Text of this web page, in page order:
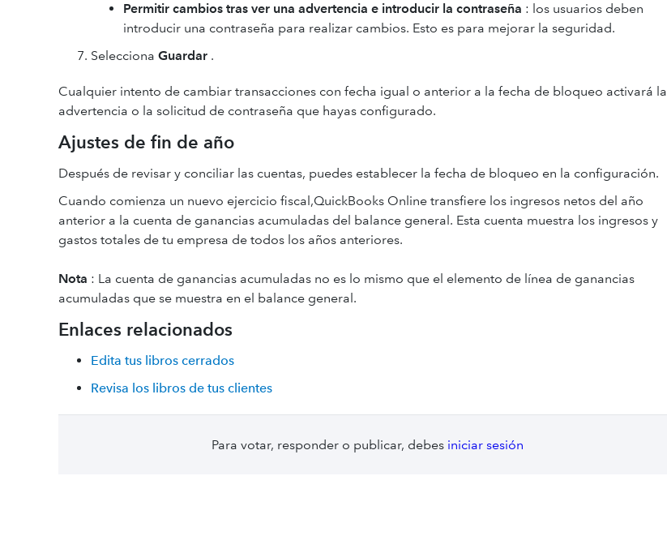
Permitir cambios tras ver una advertencia e introducir la contraseña : los usuarios deben
introducir una contraseña para realizar cambios. Esto es para mejorar la seguridad.
Selecciona Guardar .
Cualquier intento de cambiar transacciones con fecha igual o anterior a la fecha de bloqueo activará la
advertencia o la solicitud de contraseña que hayas configurado.
Ajustes de fin de año
Después de revisar y conciliar las cuentas, puedes establecer la fecha de bloqueo en la configuración.
Cuando comienza un nuevo ejercicio fiscal,QuickBooks Online transfiere los ingresos netos del año
anterior a la cuenta de ganancias acumuladas del balance general. Esta cuenta muestra los ingresos y
gastos totales de tu empresa de todos los años anteriores.
Nota : La cuenta de ganancias acumuladas no es lo mismo que el elemento de línea de ganancias
acumuladas que se muestra en el balance general.
Enlaces relacionados
Edita tus libros cerrados
Revisa los libros de tus clientes
Para votar, responder o publicar, debes iniciar sesión